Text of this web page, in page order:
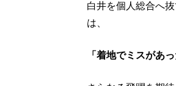
白井を個人総合へ
は、
「着地でミスがあ